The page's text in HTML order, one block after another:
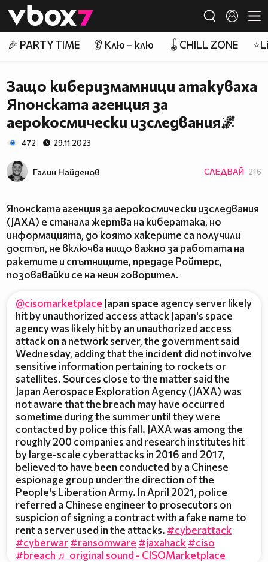
👾
🎉 PARTY TIME 👂 Клю – клю 🪀CHILL ZONE
Защо киберизмамници атакуваха
Японската агенция за
аерокосмически изследвания🌌
472 29.11.2023
Галин Найденов СЛЕДВАЙ 216
Японската агенция за аерокосмически изследвания
(JAXA) е станала жертва на кибератака, но
информацията, до която хакерите са получили
достъп, не включва нищо важно за работата на
ракетите и спътниците, предаде Ройтерс,
позовавайки се на неин говорител.
@cisomarketplace Japan space agency server likely
hit by unauthorized access attack Japan's space
agency was likely hit by an unauthorized access
attack on a network server, the government said
Wednesday, adding that the incident did not involve
sensitive information pertaining to rockets or
satellites. Sources close to the matter said the
Japan Aerospace Exploration Agency (JAXA) was
not aware that the breach may have occurred
sometime during the summer until they were
contacted by police this fall. JAXA was among the
roughly 200 companies and research institutes hit
by large-scale cyberattacks in 2016 and 2017,
believed to have been conducted by a Chinese
espionage group under the direction of the
People's Liberation Army. In April 2021, police
referred a Chinese engineer to prosecutors on
suspicion of signing a contract with a fake name to
rent a server used in the attacks. #cyberattack
#cyberwar#ransomware #jaxahack#ciso
#breach ♬ original sound - CISOMarketplace